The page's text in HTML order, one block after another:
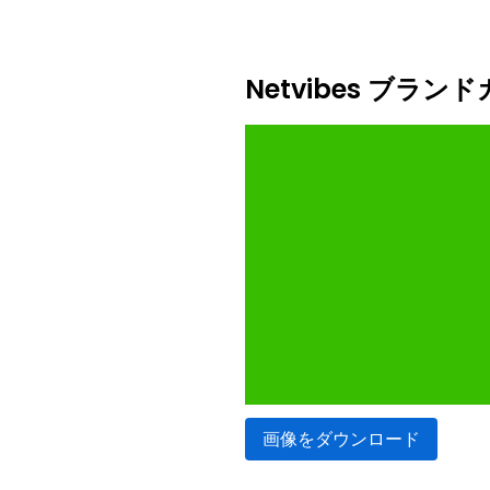
Netvibes ブランド
画像をダウンロード